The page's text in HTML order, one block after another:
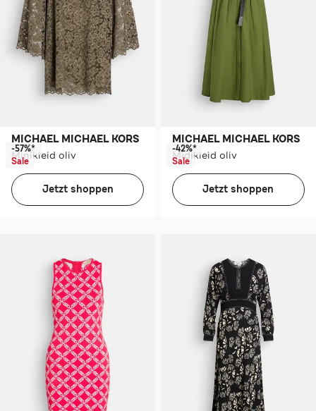
MICHAEL MICHAEL KORS
Minikleid oliv
-57%*
Sale
Jetzt shoppen
MICHAEL MICHAEL KORS
Midikleid oliv
-42%*
Sale
Jetzt shoppen